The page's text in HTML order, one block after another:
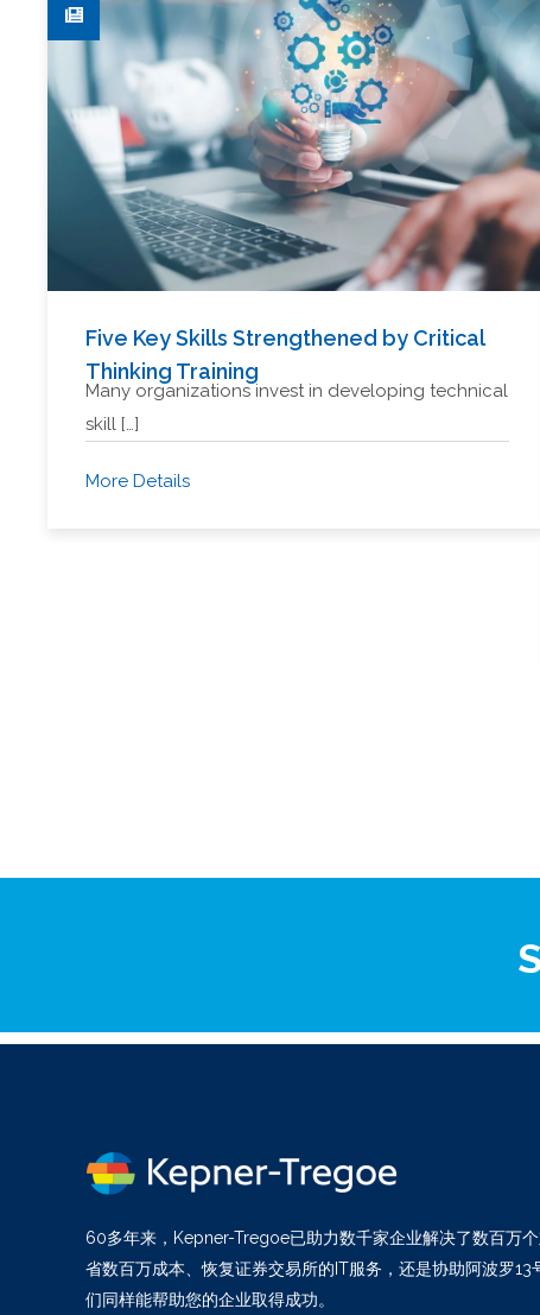
Five Key Skills Strengthened by Critical
Thinking Training
Many organizations invest in developing technical
skill […]
More Details
60多年来，Kepner-Tregoe已助力数千家企业解决了数百万
省数百万成本、恢复证券交易所的IT服务，还是协助阿波罗
们同样能帮助您的企业取得成功。